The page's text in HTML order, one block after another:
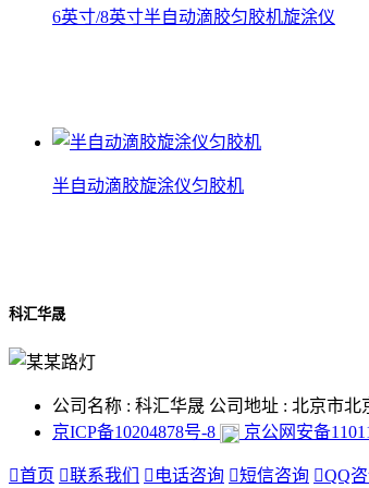
6英寸/8英寸半自动滴胶匀胶机旋涂仪
半自动滴胶旋涂仪匀胶机
科汇华晟
公司名称 : 科汇华晟 公司地址 : 北京市北
京ICP备10204878号-8
京公网安备
首页 联系我们  电话咨询 短信咨询 QQ